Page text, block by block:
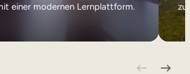
einer modernen Lernplattform.